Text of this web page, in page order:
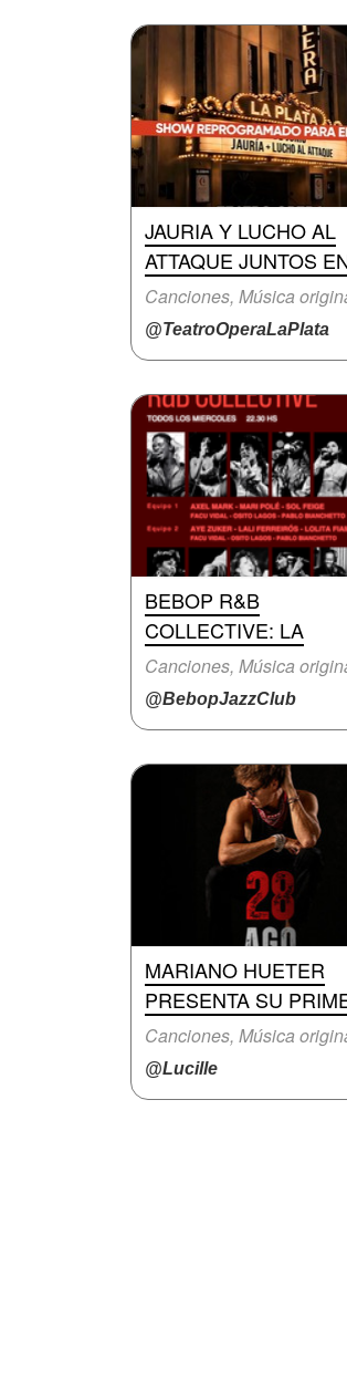
JAURIA Y LUCHO AL
ATTAQUE JUNTOS
Canciones, Música
@TeatroOperaLaPlata
BEBOP R&B
COLLECTIVE: LA
Canciones, Música
@BebopJazzClub
MARIANO HUETER
PRESENTA SU
Canciones, Música
@Lucille